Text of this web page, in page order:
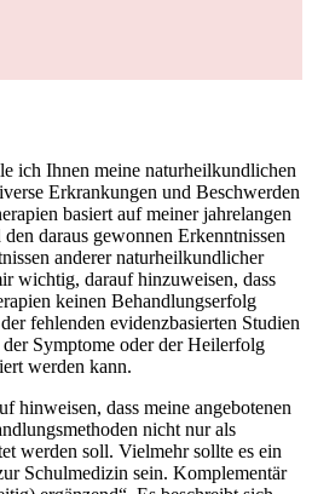
ich Ihnen meine naturheilkundlichen
Erkrankungen und Beschwerden
basiert auf meiner jahrelangen
daraus gewonnen Erkenntnissen
anderer naturheilkundlicher
wichtig, darauf hinzuweisen, dass
keinen Behandlungserfolg
fehlenden evidenzbasierten Studien
Symptome oder der Heilerfolg
werden kann.
hinweisen, dass meine angebotenen
nicht nur als
werden soll. Vielmehr sollte es ein
Schulmedizin sein. Komplementär